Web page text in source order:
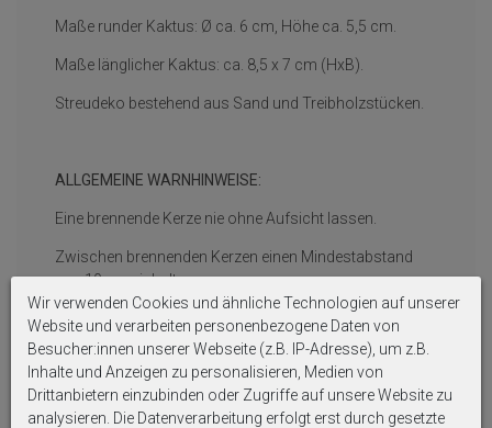
Maße runder Kaktus: Ø ca. 6 cm, Höhe ca. 5,5 cm.
Maße länglicher Kaktus: ca. 8,5 x 7 cm (HxB).
Streudeko bestehend aus Sand und Treibholzstücken.
ALLGEMEINE WARNHINWEISE:
Eine brennende Kerze nie ohne Aufsicht lassen.
Zwischen brennenden Kerzen einen Mindestabstand
von 10 cm einhalten.
Kerzen nicht in Reichweite von Kindern und Tieren
brennen lassen.
Die Kerzen nicht auf oder in der Nähe von leicht
entflammbaren Gegenständen brennen lassen.
Wir verwenden Cookies und ähnliche Technologien auf unserer
Website und verarbeiten personenbezogene Daten von
Besucher:innen unserer Webseite (z.B. IP-Adresse), um z.B.
Inhalte und Anzeigen zu personalisieren, Medien von
Drittanbietern einzubinden oder Zugriffe auf unsere Website zu
analysieren. Die Datenverarbeitung erfolgt erst durch gesetzte